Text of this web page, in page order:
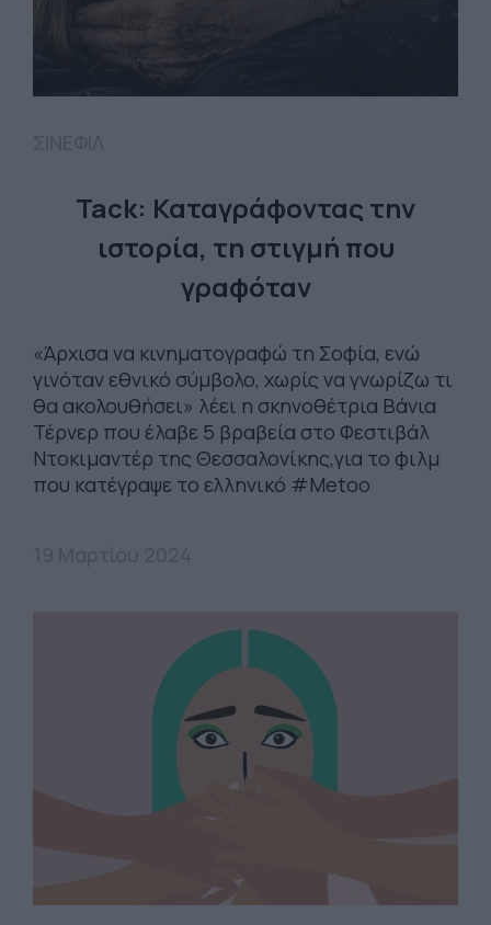
Tack: Καταγράφοντας την
ιστορία, τη στιγμή που
γραφόταν
«Άρχισα να κινηματογραφώ τη Σοφία, ενώ
γινόταν εθνικό σύμβολο, χωρίς να γνωρίζω τι
θα ακολουθήσει» λέει η σκηνοθέτρια Βάνια
Τέρνερ που έλαβε 5 βραβεία στο Φεστιβάλ
Ντοκιμαντέρ της Θεσσαλονίκης,για το φιλμ
που κατέγραψε το ελληνικό #Metoo